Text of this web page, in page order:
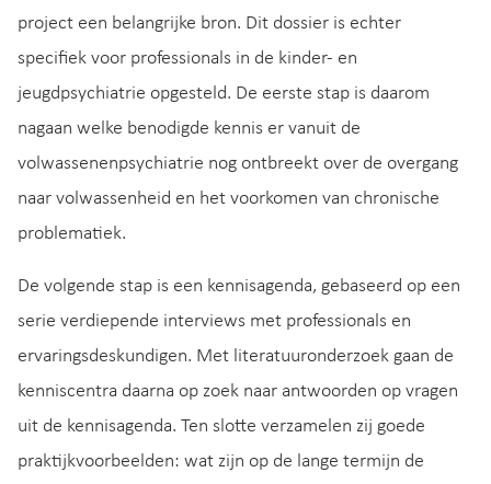
project een belangrijke bron. Dit dossier is echter
specifiek voor professionals in de kinder- en
jeugdpsychiatrie opgesteld. De eerste stap is daarom
nagaan welke benodigde kennis er vanuit de
volwassenenpsychiatrie nog ontbreekt over de overgang
naar volwassenheid en het voorkomen van chronische
problematiek.
De volgende stap is een kennisagenda, gebaseerd op een
serie verdiepende interviews met professionals en
ervaringsdeskundigen. Met literatuuronderzoek gaan de
kenniscentra daarna op zoek naar antwoorden op vragen
uit de kennisagenda. Ten slotte verzamelen zij goede
praktijkvoorbeelden: wat zijn op de lange termijn de